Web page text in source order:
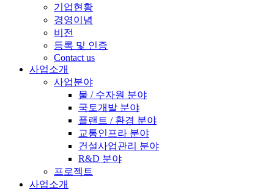
기업현황
경영이념
비전
등록 및 인증
Contact us
사업소개
사업분야
물 / 수자원 분야
국토개발 분야
플랜트 / 환경 분야
교통인프라 분야
건설사업관리 분야
R&D 분야
프로젝트
사업소개